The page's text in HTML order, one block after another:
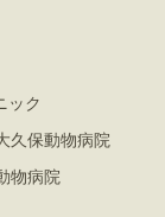
ック
久保動物病院
物病院